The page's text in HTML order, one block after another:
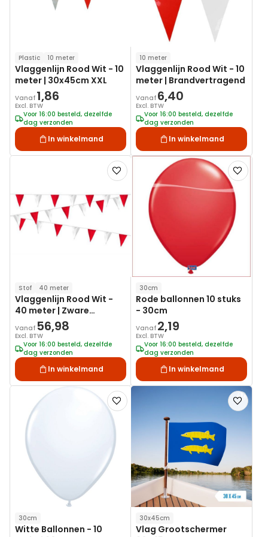
Plastic 10 meter
Vlaggenlijn Rood Wit - 10
meter | 30x45cm XXL
Vanaf 1,86
Excl. BTW
Voor 16:00 besteld, dezelfde
dag verzonden
In winkelmand
10 meter
Vlaggenlijn Rood Wit - 10
meter | Brandvertragend
Vanaf 6,40
Excl. BTW
Voor 16:00 besteld, dezelfde
dag verzonden
In winkelmand
Voeg
toe
verlanglijst
Stof 40 meter
Vlaggenlijn Rood Wit -
40 meter | Zware
kwaliteit stof
Vanaf 56,98
Excl. BTW
Voor 16:00 besteld, dezelfde
dag verzonden
In winkelmand
Voeg
toe
aan
30cm
Rode ballonnen 10 stuks
- 30cm
Vanaf 2,19
Excl. BTW
Voor 16:00 besteld, dezelfde
dag verzonden
In winkelmand
Voeg
toe
aan
30cm
Witte Ballonnen - 10
Voeg
toe
30x45cm
Vlag Grootschermer